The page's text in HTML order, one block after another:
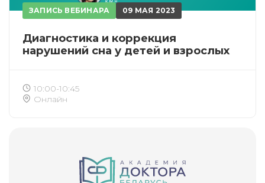
ЗАПИСЬ ВЕБИНАРА 09 МАЯ 2023
Диагностика и коррекция
нарушений сна у детей и взрослых
10:00-10:45
Онлайн